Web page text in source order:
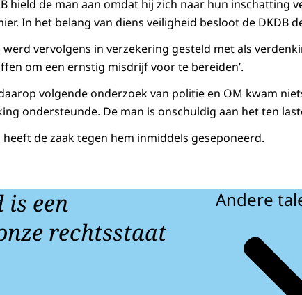
hield de man aan omdat hij zich naar hun inschatting
In het belang van diens veiligheid besloot de DKDB
werd vervolgens in verzekering gesteld met als
om een ernstig misdrijf voor te bereiden’.
volgende onderzoek van politie en OM kwam
ondersteunde. De man is onschuldig aan het ten
heeft de zaak tegen hem inmiddels geseponeerd.
een
rechtsstaat
Andere